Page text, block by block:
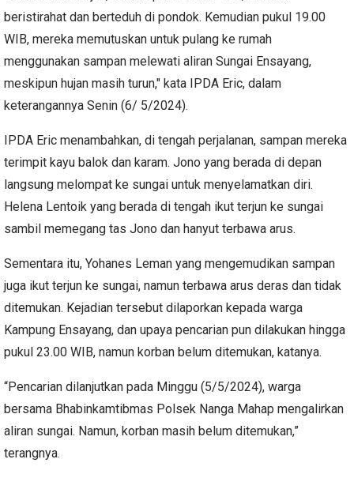
beristirahat dan berteduh di pondok. Kemudian pukul 19.00
WIB, mereka memutuskan untuk pulang ke rumah
menggunakan sampan melewati aliran Sungai Ensayang,
meskipun hujan masih turun," kata IPDA Eric, dalam
keterangannya Senin (6/ 5/2024).
IPDA Eric menambahkan, di tengah perjalanan, sampan mereka
terimpit kayu balok dan karam. Jono yang berada di depan
langsung melompat ke sungai untuk menyelamatkan diri.
Helena Lentoik yang berada di tengah ikut terjun ke sungai
sambil memegang tas Jono dan hanyut terbawa arus.
Sementara itu, Yohanes Leman yang mengemudikan sampan
juga ikut terjun ke sungai, namun terbawa arus deras dan tidak
ditemukan. Kejadian tersebut dilaporkan kepada warga
Kampung Ensayang, dan upaya pencarian pun dilakukan hingga
pukul 23.00 WIB, namun korban belum ditemukan, katanya.
“Pencarian dilanjutkan pada Minggu (5/5/2024), warga
bersama Bhabinkamtibmas Polsek Nanga Mahap mengalirkan
aliran sungai. Namun, korban masih belum ditemukan,”
terangnya.